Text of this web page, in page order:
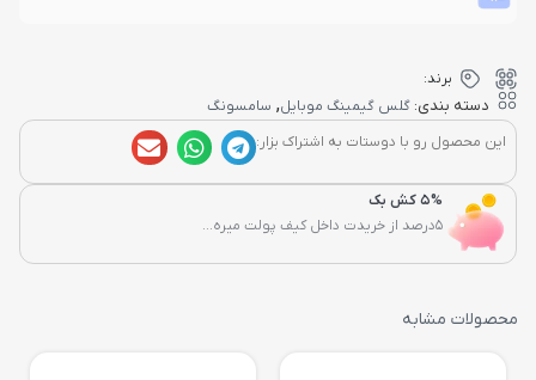
برند:
دسته بندی: گلس گیمینگ موبایل, سامسونگ
این محصول رو با دوستات به اشتراک بزار:
5% کش بک
5درصد از خریدت داخل کیف پولت میره...
محصولات مشابه